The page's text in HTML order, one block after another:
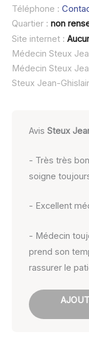
Téléphone :
Quartier : non
Site internet :
Médecin Steux
Médecin Steux
AvisSteux
- Très très
soigne
- Excellent
- Médecin
prend son
rassurer le